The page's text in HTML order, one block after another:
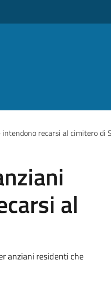
recarsi al cimitero di
al
anziani residenti che